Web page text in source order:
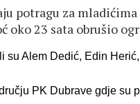
potragu za
oko 23 sata obrušio
su Alem Dedić, Edin
PK Dubrave gdje su